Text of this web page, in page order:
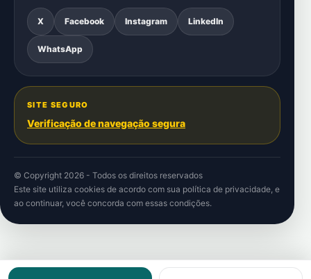
X Facebook Instagram LinkedIn
WhatsApp
SITE SEGURO
Verificação de navegação segura
© Copyright 2026 - Todos os direitos reservados
Este site utiliza cookies de acordo com sua política de privacidade, e
ao continuar, você concorda com essas condições.